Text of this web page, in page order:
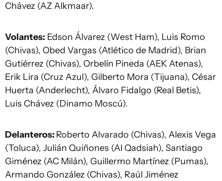
Chávez (AZ Alkmaar).
Volantes: Edson Álvarez (West Ham), Luis Romo
(Chivas), Obed Vargas (Atlético de Madrid), Brian
Gutiérrez (Chivas), Orbelín Pineda (AEK Atenas),
Erik Lira (Cruz Azul), Gilberto Mora (Tijuana), César
Huerta (Anderlecht), Álvaro Fidalgo (Real Betis),
Luis Chávez (Dinamo Moscú).
Delanteros: Roberto Alvarado (Chivas), Alexis Vega
(Toluca), Julián Quiñones (Al Qadsiah), Santiago
Giménez (AC Milán), Guillermo Martínez (Pumas),
Armando González (Chivas), Raúl Jiménez